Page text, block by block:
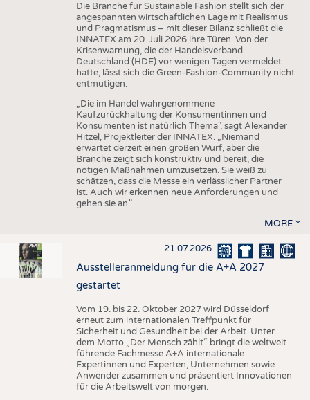
Die Branche für Sustainable Fashion stellt sich der
angespannten wirtschaftlichen Lage mit Realismus
und Pragmatismus – mit dieser Bilanz schließt die
INNATEX am 20. Juli 2026 ihre Türen. Von der
Krisenwarnung, die der Handelsverband
Deutschland (HDE) vor wenigen Tagen vermeldet
hatte, lässt sich die Green-Fashion-Community nicht
entmutigen.
„Die im Handel wahrgenommene
Kaufzurückhaltung der Konsumentinnen und
Konsumenten ist natürlich Thema", sagt Alexander
Hitzel, Projektleiter der INNATEX. „Niemand
erwartet derzeit einen großen Wurf, aber die
Branche zeigt sich konstruktiv und bereit, die
nötigen Maßnahmen umzusetzen. Sie weiß zu
schätzen, dass die Messe ein verlässlicher Partner
ist. Auch wir erkennen neue Anforderungen und
gehen sie an."
MORE
21.07.2026
Ausstelleranmeldung für die A+A 2027
gestartet
Vom 19. bis 22. Oktober 2027 wird Düsseldorf
erneut zum internationalen Treffpunkt für
Sicherheit und Gesundheit bei der Arbeit. Unter
dem Motto „Der Mensch zählt“ bringt die weltweit
führende Fachmesse A+A internationale
Expertinnen und Experten, Unternehmen sowie
Anwender zusammen und präsentiert Innovationen
für die Arbeitswelt von morgen.